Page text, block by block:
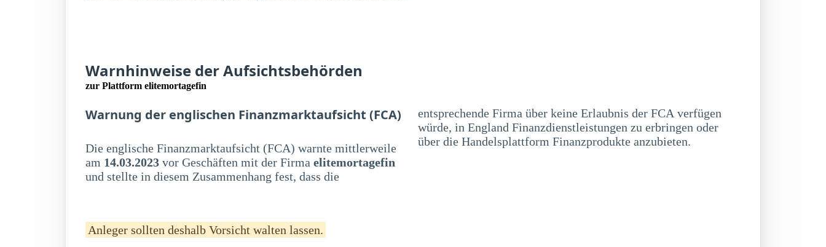
Warnhinweise der Aufsichtsbehörden
zur Plattform elitemortagefin
Warnung der englischen Finanzmarktaufsicht (FCA)
Die englische Finanzmarktaufsicht (FCA) warnte mittlerweile
am 14.03.2023 vor Geschäften mit der Firma elitemortagefin
und stellte in diesem Zusammenhang fest, dass die
entsprechende Firma über keine Erlaubnis der FCA verfügen
würde, in England Finanzdienstleistungen zu erbringen oder
über die Handelsplattform Finanzprodukte anzubieten.
Anleger sollten deshalb Vorsicht walten lassen.